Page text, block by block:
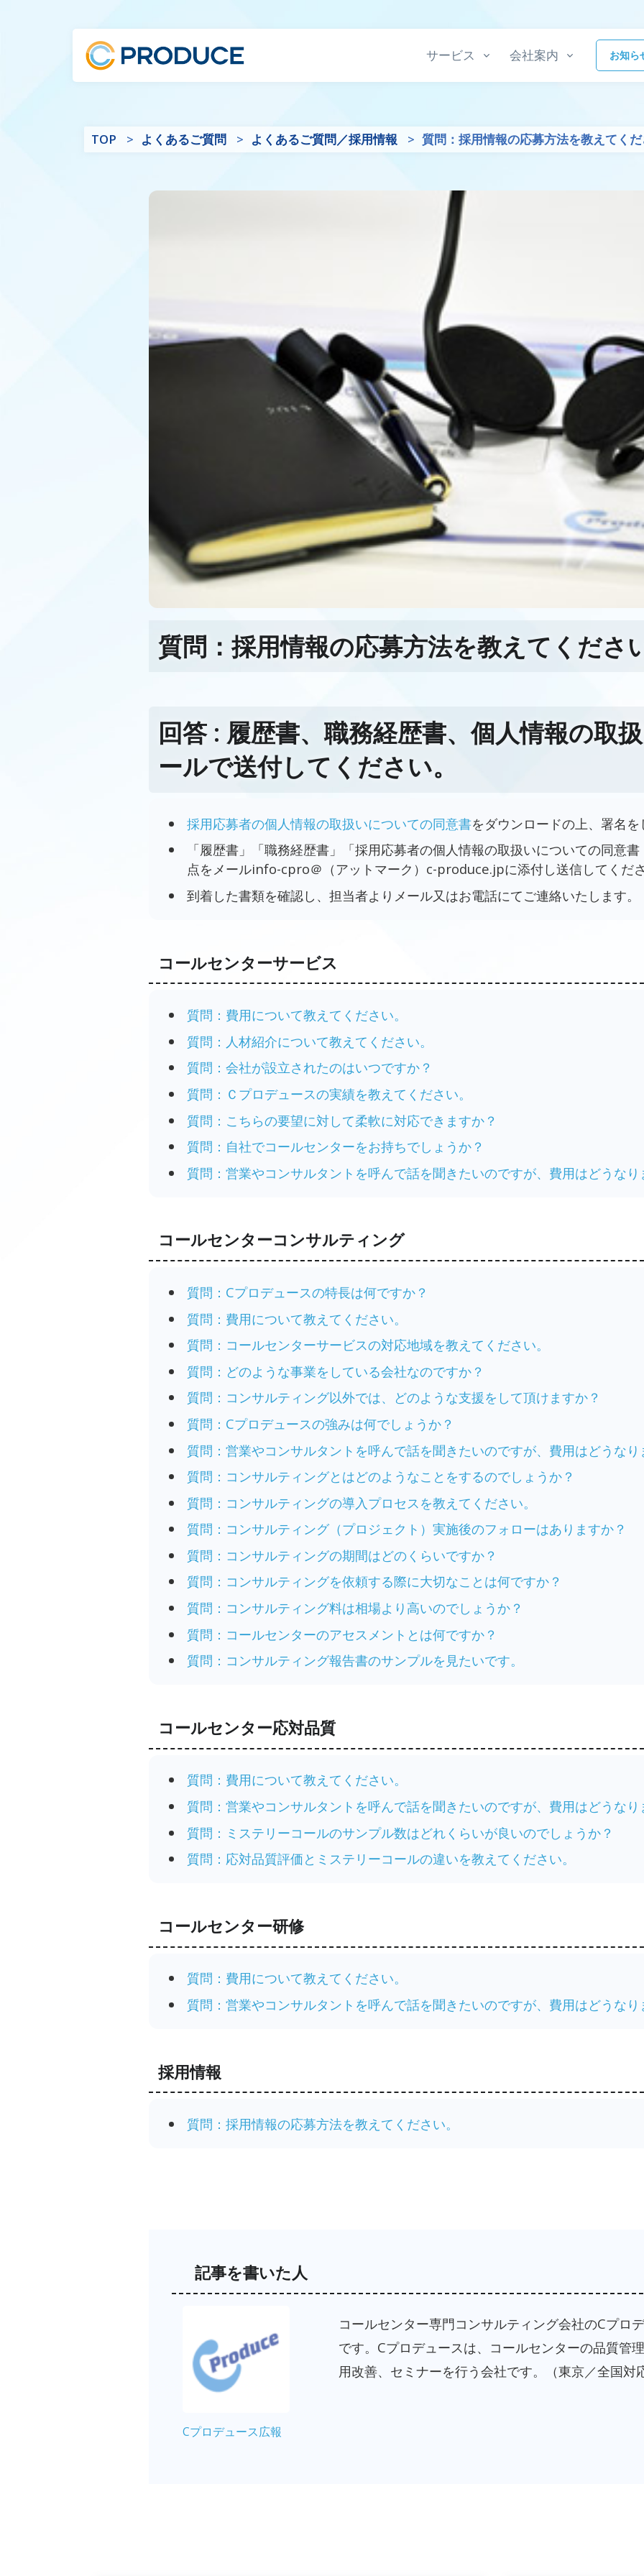
サービス 会社案内 お知ら
TOP よくあるご質問 よくあるご質問／採用情報 質問：採用情報の応募方法を教えてく
質問：採用情報の応募方法を教えてくださ
回答 : 履歴書、職務経歴書、個人情報の取
ールで送付してください。
採用応募者の個人情報の取扱いについての同意書をダウンロードの上、署名
「履歴書」「職務経歴書」「採用応募者の個人情報の取扱いについての同意
点をメールinfo-cpro＠（アットマーク）c-produce.jpに添付し送信してくだ
到着した書類を確認し、担当者よりメール又はお電話にてご連絡いたします。
コールセンターサービス
質問：費用について教えてください。
質問：人材紹介について教えてください。
質問：会社が設立されたのはいつですか？
質問：Ｃプロデュースの実績を教えてください。
質問：こちらの要望に対して柔軟に対応できますか？
質問：自社でコールセンターをお持ちでしょうか？
質問：営業やコンサルタントを呼んで話を聞きたいのですが、費用はどうなり
コールセンターコンサルティング
質問：Cプロデュースの特長は何ですか？
質問：費用について教えてください。
質問：コールセンターサービスの対応地域を教えてください。
質問：どのような事業をしている会社なのですか？
質問：コンサルティング以外では、どのような支援をして頂けますか？
質問：Cプロデュースの強みは何でしょうか？
質問：営業やコンサルタントを呼んで話を聞きたいのですが、費用はどうなり
質問：コンサルティングとはどのようなことをするのでしょうか？
質問：コンサルティングの導入プロセスを教えてください。
質問：コンサルティング（プロジェクト）実施後のフォローはありますか？
質問：コンサルティングの期間はどのくらいですか？
質問：コンサルティングを依頼する際に大切なことは何ですか？
質問：コンサルティング料は相場より高いのでしょうか？
質問：コールセンターのアセスメントとは何ですか？
質問：コンサルティング報告書のサンプルを見たいです。
コールセンター応対品質
質問：費用について教えてください。
質問：営業やコンサルタントを呼んで話を聞きたいのですが、費用はどうなり
質問：ミステリーコールのサンプル数はどれくらいが良いのでしょうか？
質問：応対品質評価とミステリーコールの違いを教えてください。
コールセンター研修
質問：費用について教えてください。
質問：営業やコンサルタントを呼んで話を聞きたいのですが、費用はどうなり
採用情報
質問：採用情報の応募方法を教えてください。
記事を書いた人
Cプロデュース広報
コールセンター専門コンサルティング会社のCプロ
です。Cプロデュースは、コールセンターの品質管
用改善、セミナーを行う会社です。（東京／全国対